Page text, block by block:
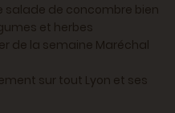
salade de concombre bien
et herbes
de la semaine Maréchal
sur tout Lyon et ses